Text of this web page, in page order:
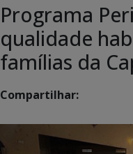
Programa
qualidade
famílias da
Compartilhar: